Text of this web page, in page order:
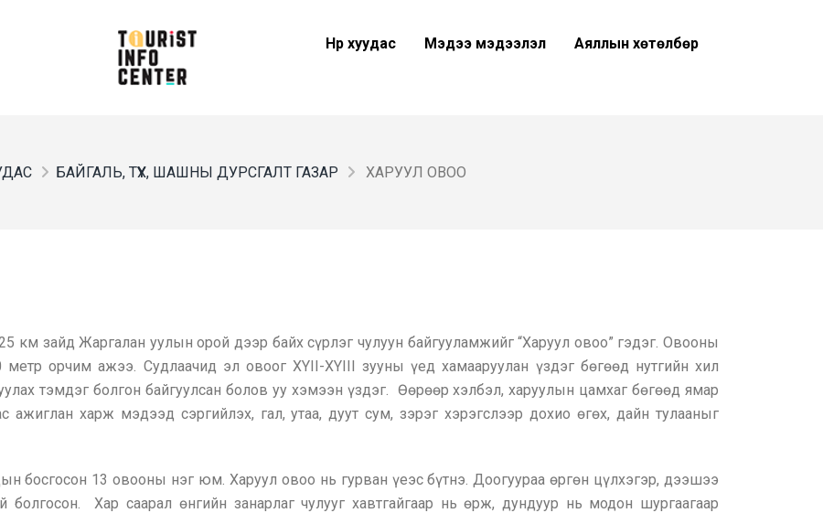
Нүүр хуудас Мэдээ мэдээлэл Аяллын хөтөлбөр
БАЙГАЛЬ, ТҮҮХ, ШАШНЫ ДУРСГАЛТ ГАЗАР ХАРУУЛ ОВОО
км зайд Жаргалан уулын орой дээр байх сүрлэг чулуун байгууламжийг “Харуул овоо” гэдэг. Овооны
орчим ажээ. Судлаачид эл овоог XYII-XYIII зууны үед хамааруулан үздэг бөгөөд нутгийн хил
тэмдэг болгон байгуулсан болов уу хэмээн үздэг. Өөрөөр хэлбэл, харуулын цамхаг бөгөөд ямар
ажиглан харж мэдээд сэргийлэх, гал, утаа, дуут сум, зэрэг хэрэгслээр дохио өгөх, дайн тулааныг
босгосон 13 овооны нэг юм. Харуул овоо нь гурван үеэс бүтнэ. Доогуураа өргөн цүлхэгэр, дээшээ
болгосон. Хар саарал өнгийн занарлаг чулууг хавтгайгаар нь өрж, дундуур нь модон шургаагаар